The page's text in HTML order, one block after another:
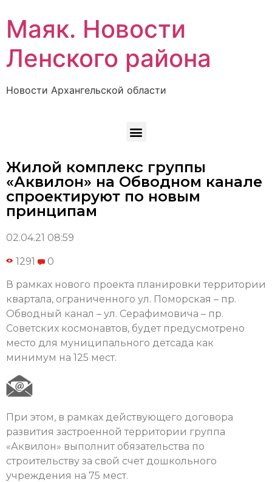
Маяк. Новости
Ленского района
Новости Архангельской области
Жилой комплекс группы
«Аквилон» на Обводном канале
спроектируют по новым
принципам
02.04.21 08:59
1291 0
В рамках нового проекта планировки территории
квартала, ограниченного ул. Поморская – пр.
Обводный канал – ул. Серафимовича – пр.
Советских космонавтов, будет предусмотрено
место для муниципального детсада как
минимум на 125 мест.
При этом, в рамках действующего договора
развития застроенной территории группа
«Аквилон» выполнит обязательства по
строительству за свой счет дошкольного
учреждения на 75 мест.